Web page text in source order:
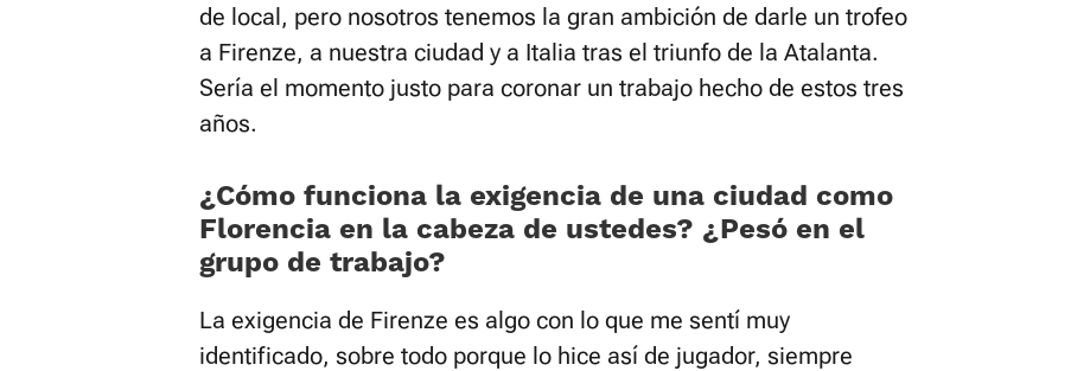
de local, pero nosotros tenemos la gran ambición de darle un trofeo
a Firenze, a nuestra ciudad y a Italia tras el triunfo de la Atalanta.
Sería el momento justo para coronar un trabajo hecho de estos tres
años.
¿Cómo funciona la exigencia de una ciudad como
Florencia en la cabeza de ustedes? ¿Pesó en el
grupo de trabajo?
La exigencia de Firenze es algo con lo que me sentí muy
identificado, sobre todo porque lo hice así de jugador, siempre